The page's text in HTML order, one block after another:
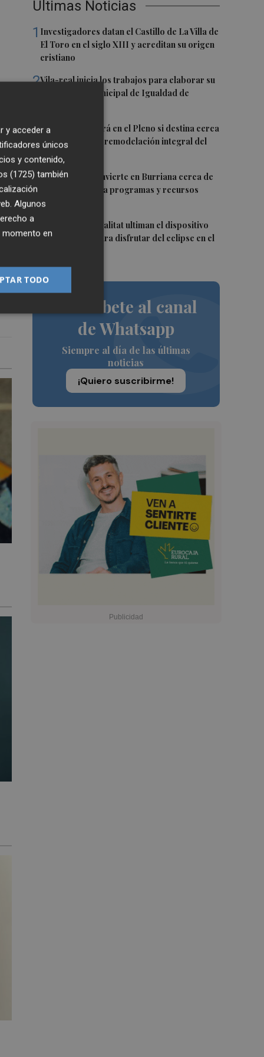
Últimas Noticias
1 Investigadores datan el Castillo de La Villa de
El Toro en el siglo XIII y acreditan su origen
cristiano
2Vila-real inicia los trabajos para elaborar su
primer Plan Municipal de Igualdad de
3Burriana decidirá en el Pleno si destina cerca
de un millón a la remodelación integral del
Camí Fondo
4La Generalitat invierte en Burriana cerca de
5,6 millones para programas y recursos
sociales
5
Onda y la Generalitat ultiman el dispositivo
de seguridad para disfrutar del eclipse en el
Suscríbete al canal
de Whatsapp
Siempre al día de las últimas
noticias
¡Quiero suscribirme!
y acceder a
únicos
y contenido,
(1725) también
Algunos
a
momento en
TODO